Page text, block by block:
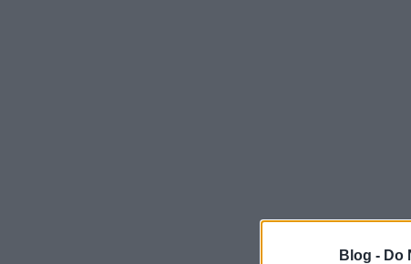
Blog - Do